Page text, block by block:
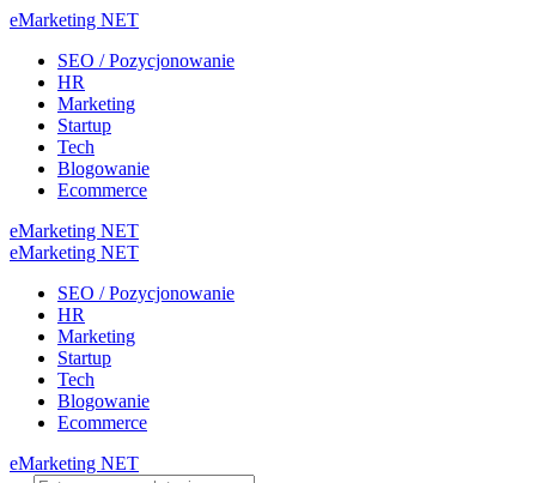
eMarketing NET
SEO / Pozycjonowanie
HR
Marketing
Startup
Tech
Blogowanie
Ecommerce
eMarketing NET
eMarketing NET
SEO / Pozycjonowanie
HR
Marketing
Startup
Tech
Blogowanie
Ecommerce
eMarketing NET